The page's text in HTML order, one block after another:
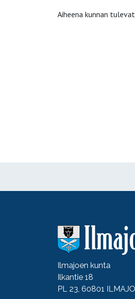
Aiheena kunnan
Ilmajoen kunta
Ilkantie 18
PL 23, 60801